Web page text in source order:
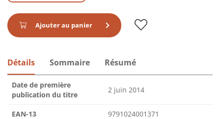
Ajouter au panier
Détails Sommaire Résumé
Date de première
publication du titre
2 juin 2014
EAN-13 9791024001371